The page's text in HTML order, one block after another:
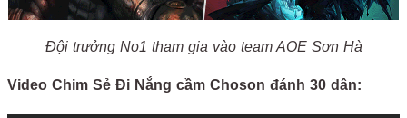
Đội trưởng No1 tham gia vào team AOE Sơn Hà
Video Chim Sẻ Đi Nắng cầm Choson đánh 30 dân: